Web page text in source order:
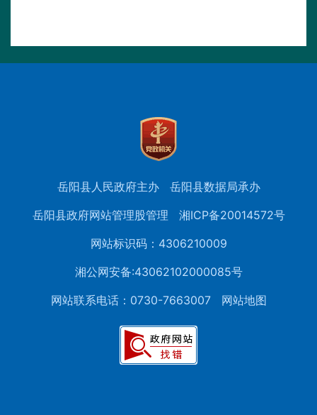
岳阳县人民政府主办
岳阳县数据局承办
岳阳县政府网站管理股管理
湘ICP备20014572号
网站标识码：4306210009
湘公网安备:43062102000085号
网站联系电话：0730-7663007
网站地图